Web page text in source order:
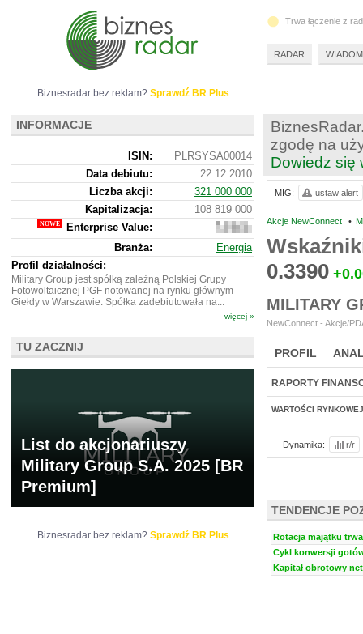
zgodę na
Dowiedz się
Akcje NewConnect •
0.3390
MILITARY
NewConnect - Akcje/
PROFIL
BR LAB
RAPORTY
WARTOŚCI RYNKOWEJ
Dynamika: r/r
TENDENCJE
Rotacja majątku
Cykl konwersji
Kapitał obrotowy
MIG: ustaw alert
Biznesradar bez reklam? Sprawdź BR Plus
INFORMACJE
ISIN:
PLRSYSA00014
Data debiutu:
22.12.2010
Liczba akcji:
321 000 000
Kapitalizacja:
108 819 000
Enterprise Value:
110
244
000
Branża:
Energia
Profil działalności:
Military Group jest spółką zależną Polskiej Grupy
Fotowoltaicznej PGF notowanej na rynku głównym
Giełdy w Warszawie. Spółka zadebiutowała na...
więcej »
TU ZACZNIJ
List do akcjonariuszy
Military Group S.A. 2025 [BR
Premium]
Biznesradar bez reklam? Sprawdź BR Plus
Trwa łączenie z
RADAR